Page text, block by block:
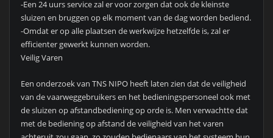
-Een 24 uurs service zal er voor zorgen dat ook de kleinste
sluizen en bruggen op elk moment van de dag worden bediend.
-Omdat er op alle plaatsen de werkwijze hetzelfde is, zal er
efficienter gewerkt kunnen worden.
Veilig Varen
Een onderzoek van TNS NIPO heeft laten zien dat de veiligheid
van de vaarweggebruikers en het bedieningspersoneel ook met
de sluizen op afstandbediening op orde is. Men verwachtte dat
met de bediening op afstand de veiligheid van het varen